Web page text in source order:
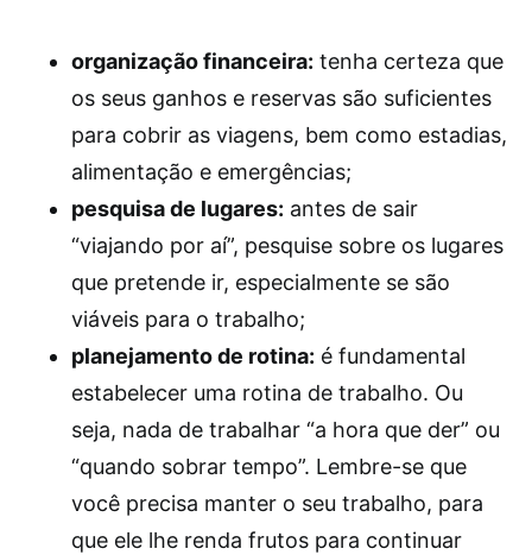
organização financeira: tenha certeza que
os seus ganhos e reservas são suficientes
para cobrir as viagens, bem como estadias,
alimentação e emergências;
pesquisa de lugares: antes de sair
“viajando por aí”, pesquise sobre os lugares
que pretende ir, especialmente se são
viáveis para o trabalho;
planejamento de rotina: é fundamental
estabelecer uma rotina de trabalho. Ou
seja, nada de trabalhar “a hora que der” ou
“quando sobrar tempo”. Lembre-se que
você precisa manter o seu trabalho, para
que ele lhe renda frutos para continuar